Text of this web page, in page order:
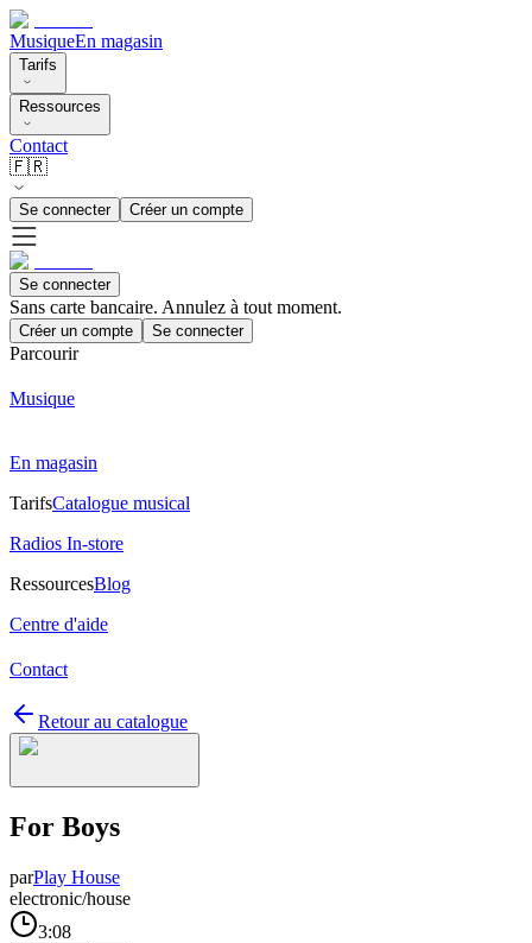
MusiqueEn magasin
Tarifs
Ressources
Contact
🇫🇷
Se connecter Créer un compte
Se connecter
Sans carte bancaire. Annulez à tout moment.
Créer un compte Se connecter
Parcourir
Musique
En magasin
TarifsCatalogue musical
Radios In-store
RessourcesBlog
Centre d'aide
Contact
Retour au catalogue
For Boys
parPlay House
electronic/house
3:08